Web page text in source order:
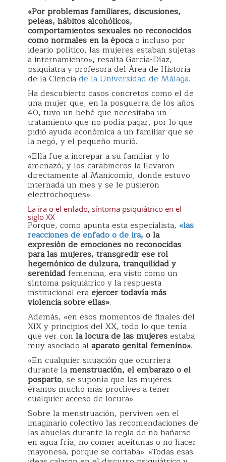
«Por problemas familiares, discusiones,
peleas, hábitos alcohólicos,
comportamientos sexuales no reconocidos
como normales en la épocao incluso por
ideario político, las mujeres estaban sujetas
a internamiento», resalta García-Díaz,
psiquiatra y profesora del Área de Historia
de la Cienciade la Universidad de Málaga.
Ha descubierto casos concretos como el de
una mujer que, en la posguerra de los años
40, tuvo un bebé que necesitaba un
tratamiento que no podía pagar, por lo que
pidió ayuda económica a un familiar que se
la negó, y el pequeño murió.
«Ella fue a increpar a su familiar y lo
amenazó, y los carabineros la llevaron
directamente al Manicomio, donde estuvo
internada un mes y se le pusieron
electrochoques».
La ira o el enfado, síntoma psiquiátrico en el
siglo XX
Porque, como apunta esta especialista, «las
reacciones de enfado o de ira, o la
expresión de emociones no reconocidas
para las mujeres, transgredir ese rol
hegemónico de dulzura, tranquilidad y
serenidadfemenina, era visto como un
síntoma psiquiátrico y la respuesta
institucional eraejercer todavía más
violencia sobre ellas».
Además, «en esos momentos de finales del
XIX y principios del XX, todo lo que tenía
que ver con la locura de las mujeresestaba
muy asociado al aparato genital femenino».
«En cualquier situación que ocurriera
durante lamenstruación, el embarazo o el
posparto, se suponía que las mujeres
éramos mucho más proclives a tener
cualquier acceso de locura».
Sobre la menstruación, perviven «en el
imaginario colectivo las recomendaciones de
las abuelas durante la regla de no bañarse
en agua fría, no comer aceitunas o no hacer
mayonesa, porque se cortaba». «Todas esas